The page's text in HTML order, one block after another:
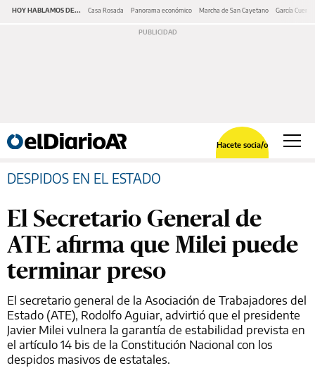
HOY HABLAMOS DE... Casa Rosada Panorama económico Marcha de San Cayetano García Cuerva
Hacete socia/o
DESPIDOS EN EL ESTADO
El Secretario General de
ATE afirma que Milei puede
terminar preso
El secretario general de la Asociación de Trabajadores del
Estado (ATE), Rodolfo Aguiar, advirtió que el presidente
Javier Milei vulnera la garantía de estabilidad prevista en
el artículo 14 bis de la Constitución Nacional con los
despidos masivos de estatales.